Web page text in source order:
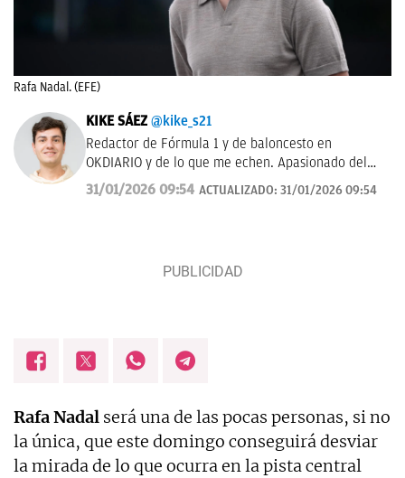
Rafa Nadal. (EFE)
KIKE SÁEZ @kike_s21
Redactor de Fórmula 1 y de baloncesto en
OKDIARIO y de lo que me echen. Apasionado del
deporte y todo lo que le rodea.
31/01/2026 09:54 ACTUALIZADO: 31/01/2026 09:54
Rafa Nadal será una de las pocas personas, si no
la única, que este domingo conseguirá desviar
la mirada de lo que ocurra en la pista central